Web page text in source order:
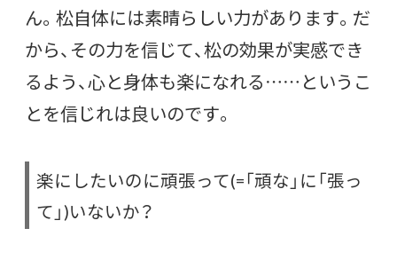
ん。松自体には素晴らしい力があります。だ
から、その力を信じて、松の効果が実感でき
るよう、心と身体も楽になれる……というこ
とを信じれは良いのです。
楽にしたいのに頑張って(=「頑な」に「張っ
て」)いないか？